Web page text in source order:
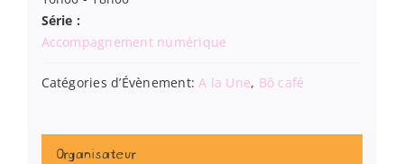
Série :
Accompagnement numérique
Catégories d’Évènement: A la Une, Bô café
Organisateur